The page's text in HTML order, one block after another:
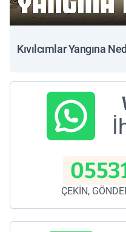
Kıvılcımlar Yangına
ÇEKİN,